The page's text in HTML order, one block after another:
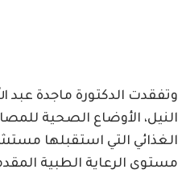
وتفقدت الدكتورة ماجدة عبد
النيل، الأوضاع الصحية
الغذائي التي استقبلها
مستوى الرعاية الطبية